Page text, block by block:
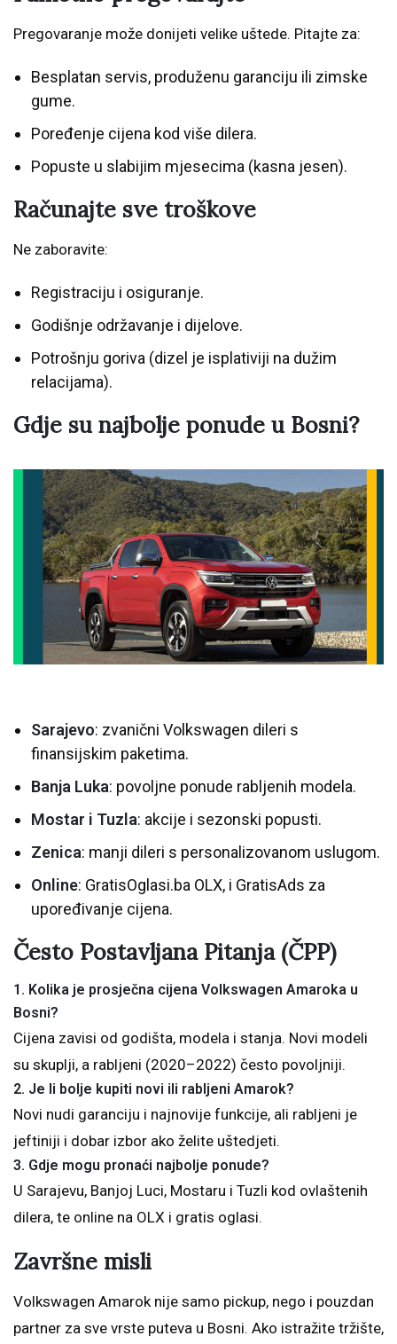
Pregovaranje može donijeti velike uštede. Pitajte za:
Besplatan servis, produženu garanciju ili zimske
gume.
Poređenje cijena kod više dilera.
Popuste u slabijim mjesecima (kasna jesen).
Računajte sve troškove
Ne zaboravite:
Registraciju i osiguranje.
Godišnje održavanje i dijelove.
Potrošnju goriva (dizel je isplativiji na dužim
relacijama).
Gdje su najbolje ponude u Bosni?
Sarajevo: zvanični Volkswagen dileri s
finansijskim paketima.
Banja Luka: povoljne ponude rabljenih modela.
Mostar i Tuzla: akcije i sezonski popusti.
Zenica: manji dileri s personalizovanom uslugom.
Online: GratisOglasi.ba OLX, i GratisAds za
upoređivanje cijena.
Često Postavljana Pitanja (ČPP)
1. Kolika je prosječna cijena Volkswagen Amaroka u
Bosni?
Cijena zavisi od godišta, modela i stanja. Novi modeli
su skuplji, a rabljeni (2020–2022) često povoljniji.
2. Je li bolje kupiti novi ili rabljeni Amarok?
Novi nudi garanciju i najnovije funkcije, ali rabljeni je
jeftiniji i dobar izbor ako želite uštedjeti.
3. Gdje mogu pronaći najbolje ponude?
U Sarajevu, Banjoj Luci, Mostaru i Tuzli kod ovlaštenih
dilera, te online na OLX i gratis oglasi.
Završne misli
Volkswagen Amarok nije samo pickup, nego i pouzdan
partner za sve vrste puteva u Bosni. Ako istražite tržište,